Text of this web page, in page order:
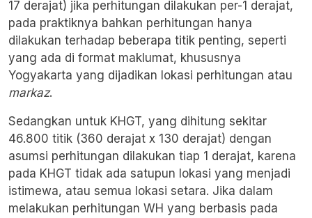
17 derajat) jika perhitungan dilakukan per-1 derajat,
pada praktiknya bahkan perhitungan hanya
dilakukan terhadap beberapa titik penting, seperti
yang ada di format maklumat, khususnya
Yogyakarta yang dijadikan lokasi perhitungan atau
markaz.
Sedangkan untuk KHGT, yang dihitung sekitar
46.800 titik (360 derajat x 130 derajat) dengan
asumsi perhitungan dilakukan tiap 1 derajat, karena
pada KHGT tidak ada satupun lokasi yang menjadi
istimewa, atau semua lokasi setara. Jika dalam
melakukan perhitungan WH yang berbasis pada